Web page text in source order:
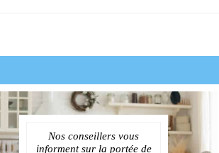
Nos conseillers vous
informent sur la portée de